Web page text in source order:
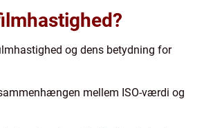
og dens betydning for
mellem ISO-værdi og